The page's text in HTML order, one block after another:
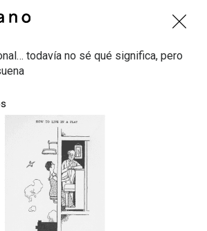
todavía no sé qué significa, pero